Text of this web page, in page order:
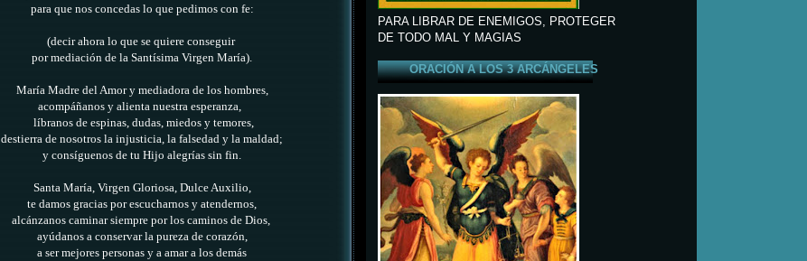
para que nos concedas lo que pedimos con fe:
(decir ahora lo que se quiere conseguir
por mediación de la Santísima Virgen María).
María Madre del Amor y mediadora de los hombres,
acompáñanos y alienta nuestra esperanza,
líbranos de espinas, dudas, miedos y temores,
destierra de nosotros la injusticia, la falsedad y la maldad;
y consíguenos de tu Hijo alegrías sin fin.
Santa María, Virgen Gloriosa, Dulce Auxilio,
te damos gracias por escucharnos y atendernos,
alcánzanos caminar siempre por los caminos de Dios,
ayúdanos a conservar la pureza de corazón,
a ser mejores personas y a amar a los demás
PARA LIBRAR DE ENEMIGOS, PROTEGER
DE TODO MAL Y MAGIAS
ORACIÓN A LOS 3 ARCÁNGELES